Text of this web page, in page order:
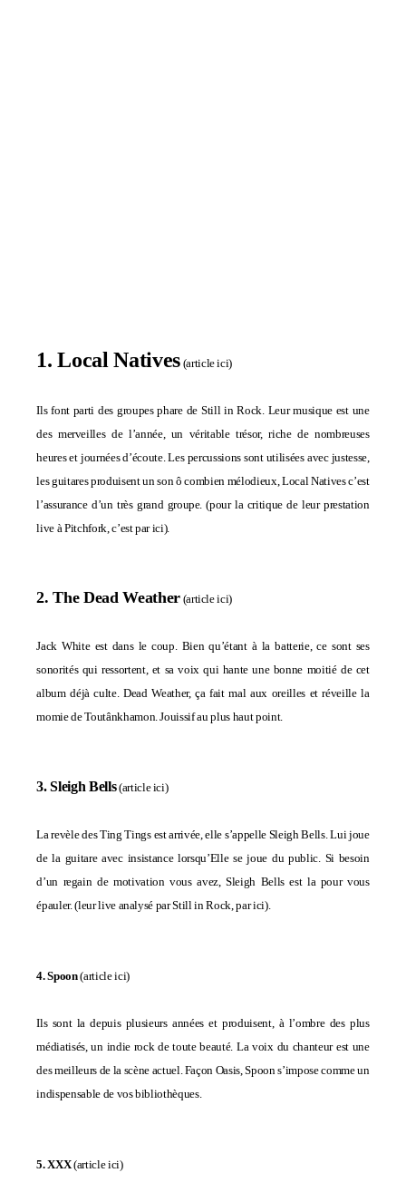
1. Local Natives (article ici)
Ils font parti des groupes phare de Still in Rock. Leur musique est une
des merveilles de l’année, un véritable trésor, riche de nombreuses
heures et journées d’écoute. Les percussions sont utilisées avec justesse,
les guitares produisent un son ô combien mélodieux, Local Natives c’est
l’assurance d’un très grand groupe. (pour la critique de leur prestation
live à Pitchfork, c’estpar ici).
2. The Dead Weather(article ici)
Jack White est dans le coup. Bien qu’étant à la batterie, ce sont ses
sonorités qui ressortent, et sa voix qui hante une bonne moitié de cet
album déjà culte. Dead Weather, ça fait mal aux oreilles et réveille la
momie de Toutânkhamon. Jouissif au plus haut point.
3. Sleigh Bells(article ici)
La revèle des Ting Tings est arrivée, elle s’appelle Sleigh Bells. Lui joue
de la guitare avec insistance lorsqu’Elle se joue du public. Si besoin
d’un regain de motivation vous avez, Sleigh Bells est la pour vous
épauler. (leur live analysé par Still in Rock,par ici).
4. Spoon(article ici)
Ils sont la depuis plusieurs années et produisent, à l’ombre des plus
médiatisés, un indie rock de toute beauté. La voix du chanteur est une
des meilleurs de la scène actuel. Façon Oasis, Spoon s’impose comme un
indispensable de vos bibliothèques.
5. XXX(article ici)